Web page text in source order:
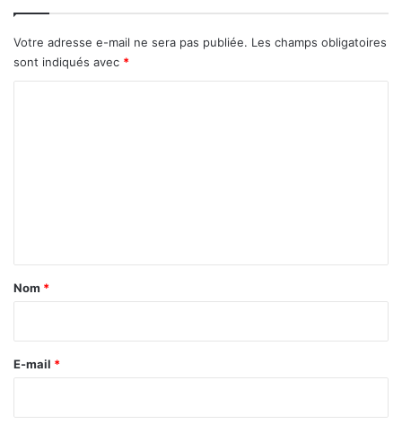
Votre adresse e-mail ne sera pas publiée. Les champs obligatoires
sont indiqués avec *
a
e
Nom *
E-mail *